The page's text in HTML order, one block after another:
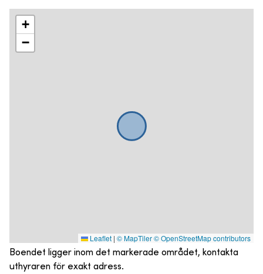
+
−
Leaflet | © MapTiler© OpenStreetMap contributors
Boendet ligger inom det markerade området, kontakta
uthyraren för exakt adress.